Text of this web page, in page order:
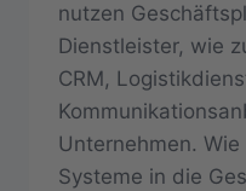
nutzen
Dienstleister, wie
CRM,
Unternehmen.
Systeme in die